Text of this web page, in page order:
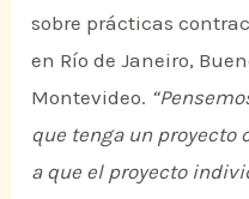
sobre prácticas
en Río de Janeiro,
Montevideo.
que tenga un proyecto
a que el proyecto